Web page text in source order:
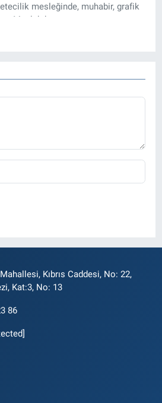
mesleğinde, muhabir, grafik
Meslek hayatına
Spor ve Teknolojiden Sorumlu
Kıbrıs Caddesi, No: 22,
Kat:3, No: 13
86